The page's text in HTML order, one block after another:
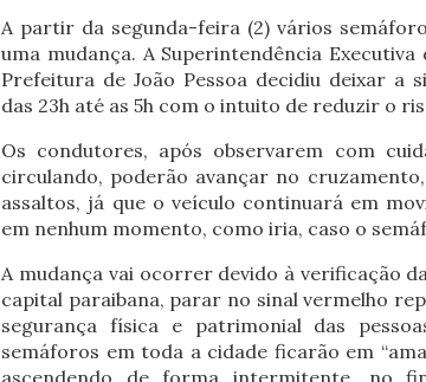
A partir da segunda-feira (2) vários
uma mudança. A Superintendência
Prefeitura de João Pessoa decidiu deixar a
das 23h até as 5h com o intuito de reduzir o
Os condutores, após observarem com
circulando, poderão avançar no
assaltos, já que o veículo continuará em
em nenhum momento, como iria, caso o
A mudança vai ocorrer devido à verificação
capital paraibana, parar no sinal vermelho
segurança física e patrimonial das
semáforos em toda a cidade ficarão em
ascendendo de forma intermitente, no